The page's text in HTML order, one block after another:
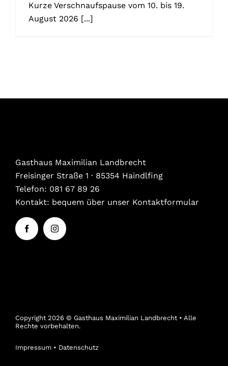
Kurze Verschnaufspause vom 10. bis 19.
August 2026 [...]
Gasthaus Maximilian Landbrecht
Freisinger Straße 1 · 85354 Haindlfing
Telefon: 081 67 89 26
Kontakt: bequem über unser Kontaktformular
Copyright 2026 © Gasthaus Maximilian Landbrecht • Alle
Rechte vorbehalten.
Impressum• Datenschutz